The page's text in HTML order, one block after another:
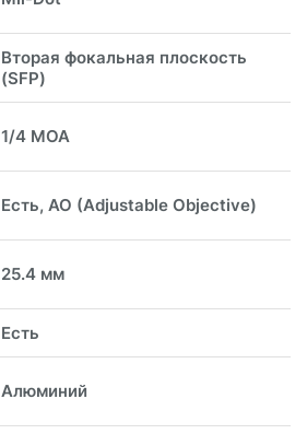
Вторая фокальная плоскость
(SFP)
1/4 МОА
Есть, AO (Adjustable Objective)
25.4 мм
Есть
Алюминий